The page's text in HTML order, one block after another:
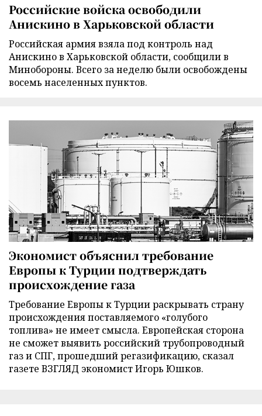
Российские войска освободили
Анискино в Харьковской области
Российская армия взяла под контроль над
Анискино в Харьковской области, сообщили в
Минобороны. Всего за неделю были освобождены
восемь населенных пунктов.
Экономист объяснил требование
Европы к Турции подтверждать
происхождение газа
Требование Европы к Турции раскрывать страну
происхождения поставляемого «голубого
топлива» не имеет смысла. Европейская сторона
не сможет выявить российский трубопроводный
газ и СПГ, прошедший регазификацию, сказал
газете ВЗГЛЯД экономист Игорь Юшков.